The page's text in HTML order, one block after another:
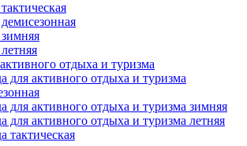
отдыха и туризма
для активного отдыха и туризма
для активного отдыха и туризма зимняя
для активного отдыха и туризма летняя
тактическая